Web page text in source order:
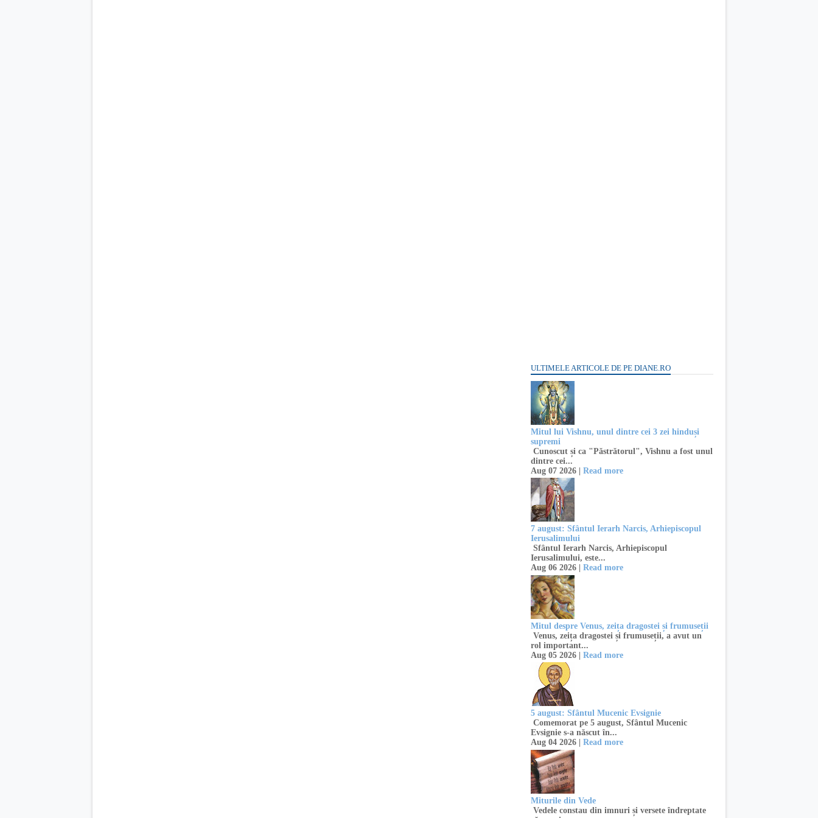
ULTIMELE ARTICOLE DE PE DIANE.RO
Mitul lui Vishnu, unul dintre cei 3 zei hinduși
supremi
Cunoscut și ca "Păstrătorul", Vishnu a fost unul
dintre cei...
Aug 07 2026 | Read more
7 august: Sfântul Ierarh Narcis, Arhiepiscopul
Ierusalimului
Sfântul Ierarh Narcis, Arhiepiscopul
Ierusalimului, este...
Aug 06 2026 | Read more
Mitul despre Venus, zeița dragostei și frumuseții
Venus, zeița dragostei și frumuseții, a avut un
rol important...
Aug 05 2026 | Read more
5 august: Sfântul Mucenic Evsignie
Comemorat pe 5 august, Sfântul Mucenic
Evsignie s-a născut în...
Aug 04 2026 | Read more
Miturile din Vede
Vedele constau din imnuri și versete îndreptate